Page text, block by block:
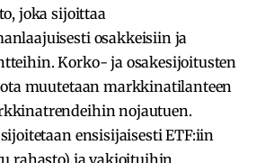
joka sijoittaa
osakkeisiin ja
Korko- ja osakesijoitusten
muutetaan markkinatilanteen
nojautuen.
ensisijaisesti ETF:iin